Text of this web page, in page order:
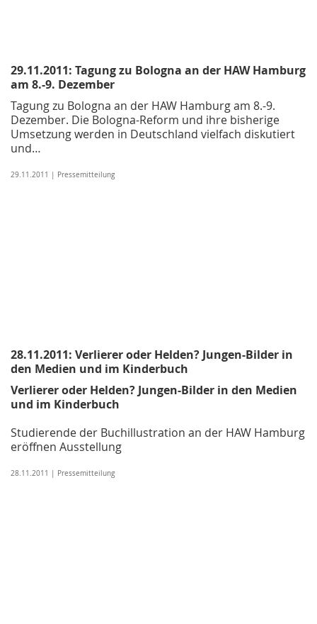
29.11.2011: Tagung zu Bologna an der HAW Hamburg
am 8.-9. Dezember
Tagung zu Bologna an der HAW Hamburg am 8.-9.
Dezember. Die Bologna-Reform und ihre bisherige
Umsetzung werden in Deutschland vielfach diskutiert
und…
29.11.2011 | Pressemitteilung
28.11.2011: Verlierer oder Helden? Jungen-Bilder in
den Medien und im Kinderbuch
Verlierer oder Helden? Jungen-Bilder in den Medien
und im Kinderbuch
Studierende der Buchillustration an der HAW Hamburg
eröffnen Ausstellung
28.11.2011 | Pressemitteilung